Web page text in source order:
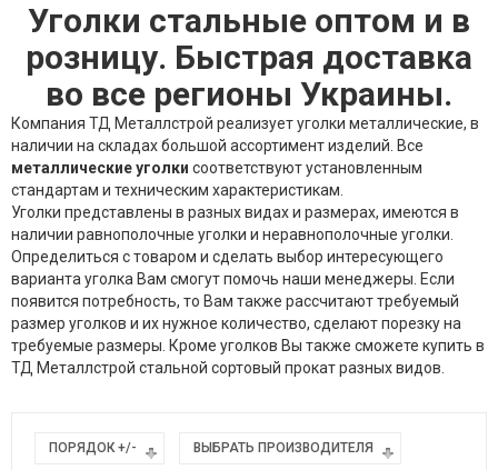
Уголки стальные оптом и в
розницу. Быстрая доставка
во все регионы Украины.
Компания ТД Металлстрой реализует уголки металлические, в
наличии на складах большой ассортимент изделий. Все
металлические уголки соответствуют установленным
стандартам и техническим характеристикам.
Уголки представлены в разных видах и размерах, имеются в
наличии равнополочные уголки и неравнополочные уголки.
Определиться с товаром и сделать выбор интересующего
варианта уголка Вам смогут помочь наши менеджеры. Если
появится потребность, то Вам также рассчитают требуемый
размер уголков и их нужное количество, сделают порезку на
требуемые размеры. Кроме уголков Вы также сможете купить в
ТД Металлстрой стальной сортовый прокат разных видов.
ПОРЯДОК +/- ВЫБРАТЬ ПРОИЗВОДИТЕЛЯ